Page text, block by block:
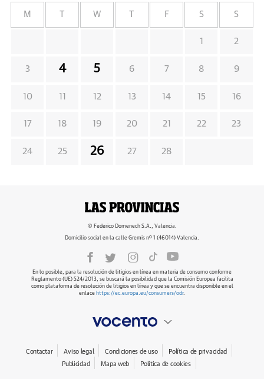
M W F S S
1 2
3 4 5 6 7 8 9
10 11 12 13 14 15 16
17 18 19 20 21 22 23
24 25 26 27 28
© Federico Domenech S.A., Valencia.
Domicilio social en la calle Gremis nº 1 (46014) Valencia.
En lo posible, para la resolución de litigios en línea en materia de consumo conforme
Reglamento (UE) 524/2013, se buscará la posibilidad que la Comisión Europea facilita
como plataforma de resolución de litigios en línea y que se encuentra disponible en el
enlace https://ec.europa.eu/consumers/odr.
Contactar Aviso legal Condiciones de uso
Política de privacidad
Publicidad
Mapa web Política de cookies